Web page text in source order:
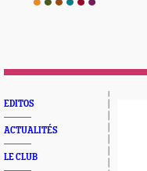
EDITOS
ACTUALITÉS
LE CLUB